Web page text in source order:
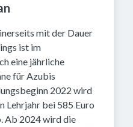
mit der Dauer
ist im
eine jährliche
für Azubis
2022 wird
Lehrjahr bei 585 Euro
Ab 2024 wird die